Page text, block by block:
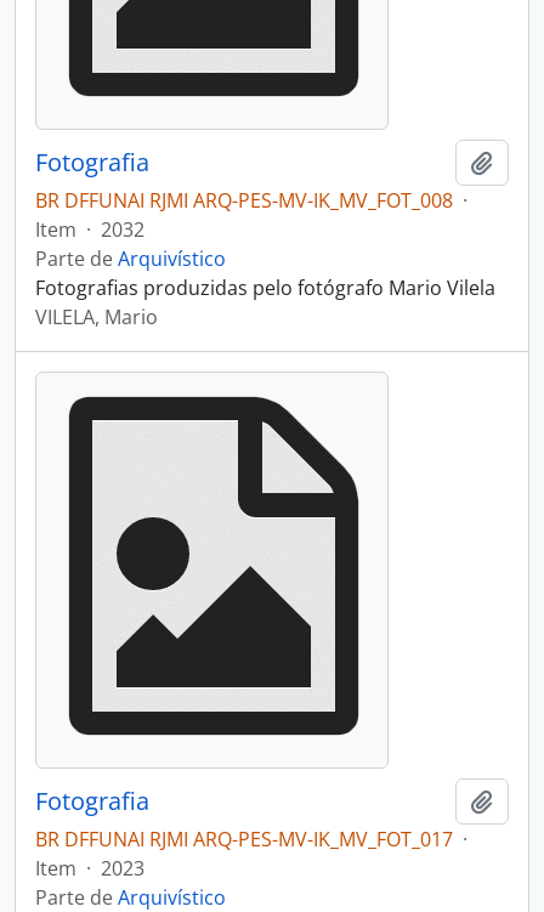
Fotografia
BR DFFUNAI RJMI ARQ-PES-MV-IK_MV_FOT_008 ·
Item · 2032
Parte deArquivístico
Fotografias produzidas pelo fotógrafo Mario Vilela
VILELA, Mario
Fotografia
BR DFFUNAI RJMI ARQ-PES-MV-IK_MV_FOT_017 ·
Item · 2023
Parte deArquivístico